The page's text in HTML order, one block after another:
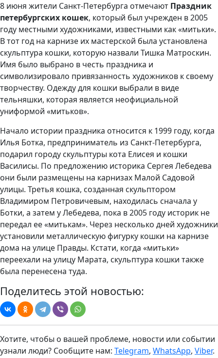
8 июня жители Санкт-Петербурга отмечают Праздник
петербургских кошек, который был учрежден в 2005
году местными художниками, известными как «митьки».
В тот год на карнизе их мастерской была установлена
скульптура кошки, которую назвали Тишка Матроскин.
Имя было выбрано в честь праздника и
символизировало привязанность художников к своему
творчеству. Одежду для кошки выбрали в виде
тельняшки, которая является неофициальной
униформой «митьков».
Начало истории праздника относится к 1999 году, когда
Илья Ботка, предприниматель из Санкт-Петербурга,
подарил городу скульптуры кота Елисея и кошки
Василисы. По предложению историка Сергея Лебедева
они были размещены на карнизах Малой Садовой
улицы. Третья кошка, созданная скульптором
Владимиром Петровичевым, находилась сначала у
Ботки, а затем у Лебедева, пока в 2005 году историк не
передал ее «митькам». Через несколько дней художники
установили металлическую фигурку кошки на карнизе
дома на улице Правды. Кстати, когда «митьки»
переехали на улицу Марата, скульптура кошки также
была перенесена туда.
Поделитесь этой новостью:
Хотите, чтобы о вашей проблеме, новости или событии
узнали люди? Сообщите нам: Telegram, WhatsApp, Viber.